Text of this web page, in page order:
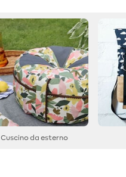
Cuscino da esterno